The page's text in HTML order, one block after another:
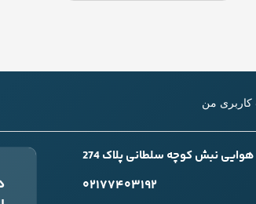
من
نبش کوچه سلطانی پلاک 274
۰۲۱۷۷۴۰۳۱۹۲